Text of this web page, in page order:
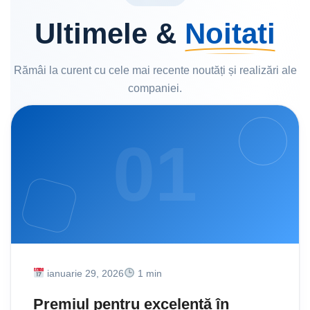
Ultimele & Noitati
Rămâi la curent cu cele mai recente noutăți și realizări ale
companiei.
01
ianuarie 29, 2026 1 min
Premiul pentru excelență în